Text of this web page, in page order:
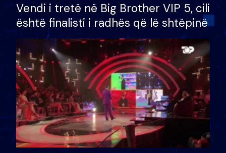
Vendi i tretë në Big Brother VIP 5, cili
është finalisti i radhës që lë shtëpinë